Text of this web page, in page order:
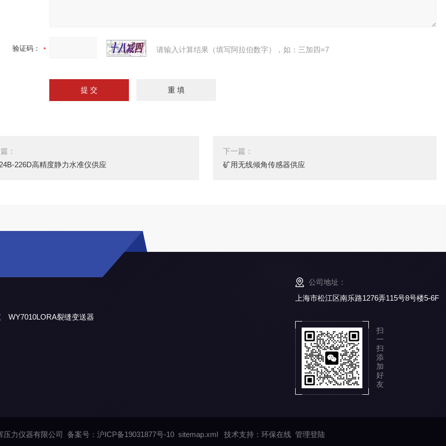
验证码： 请输入计算结果（填写阿拉伯数字），如：三加四=7
：
226D高精度静力水准仪供应
下一篇：
矿用无线倾角传感器供应
WY7010LORA裂缝变送器
公司地址：
上海市松江区南乐路1276弄115号8号楼5-6F
扫
一
扫
添
加
好
友
压力仪器有限公司 备案号：沪ICP备19031877号-10 sitemap.xml技术支持： 环保在线 管理登陆